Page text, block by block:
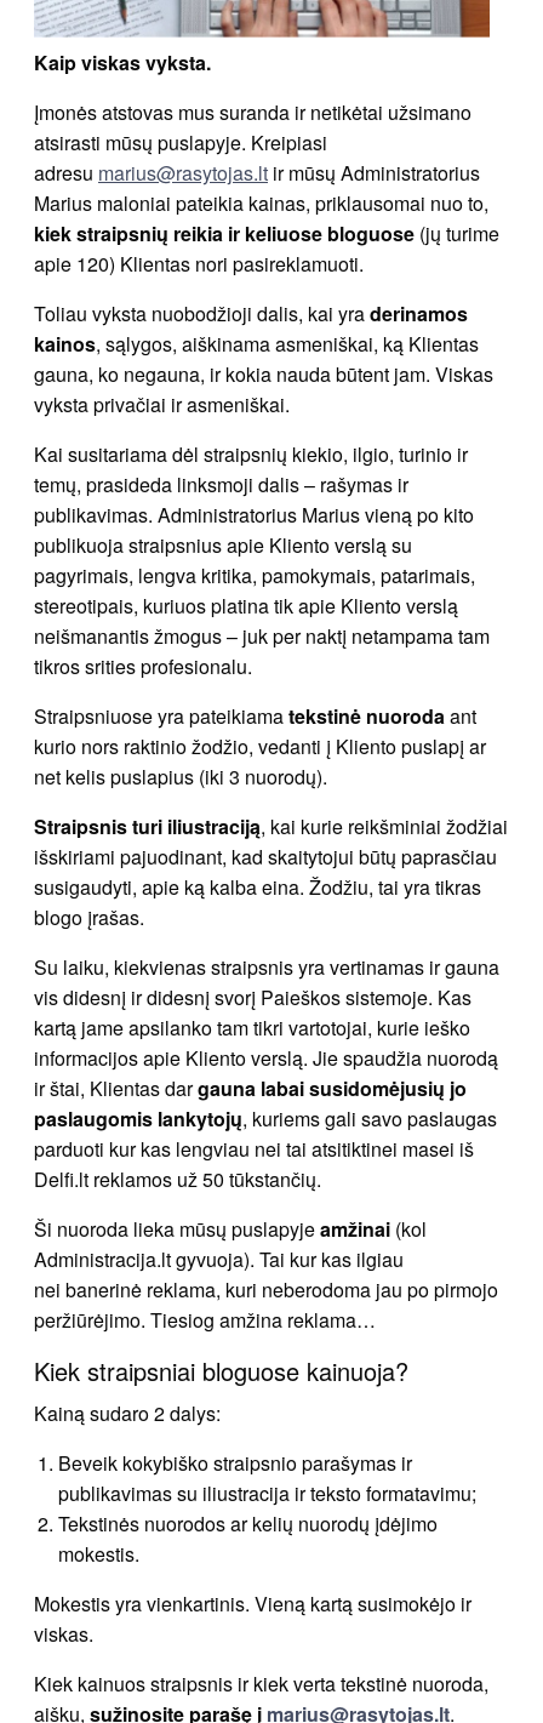
Kaip viskas vyksta.
Įmonės atstovas mus suranda ir netikėtai užsimano
atsirasti mūsų puslapyje. Kreipiasi
adresu marius@rasytojas.lt ir mūsų Administratorius
Marius maloniai pateikia kainas, priklausomai nuo to,
kiek straipsnių reikia ir keliuose bloguose (jų turime
apie 120) Klientas nori pasireklamuoti.
Toliau vyksta nuobodžioji dalis, kai yraderinamos
kainos, sąlygos, aiškinama asmeniškai, ką Klientas
gauna, ko negauna, ir kokia nauda būtent jam. Viskas
vyksta privačiai ir asmeniškai.
Kai susitariama dėl straipsnių kiekio, ilgio, turinio ir
temų, prasideda linksmoji dalis – rašymas ir
publikavimas. Administratorius Marius vieną po kito
publikuoja straipsnius apie Kliento verslą su
pagyrimais, lengva kritika, pamokymais, patarimais,
stereotipais, kuriuos platina tik apie Kliento verslą
neišmanantis žmogus – juk per naktį netampama tam
tikros srities profesionalu.
Straipsniuose yra pateikiamatekstinė nuorodaant
kurio nors raktinio žodžio, vedanti į Kliento puslapį ar
net kelis puslapius (iki 3 nuorodų).
Straipsnis turi iliustraciją, kai kurie reikšminiai žodžiai
išskiriami pajuodinant, kad skaitytojui būtų paprasčiau
susigaudyti, apie ką kalba eina. Žodžiu, tai yra tikras
blogo įrašas.
Su laiku, kiekvienas straipsnis yra vertinamas ir gauna
vis didesnį ir didesnį svorį Paieškos sistemoje. Kas
kartą jame apsilanko tam tikri vartotojai, kurie ieško
informacijos apie Kliento verslą. Jie spaudžia nuorodą
ir štai, Klientas dargauna labai susidomėjusių jo
paslaugomis lankytojų, kuriems gali savo paslaugas
parduoti kur kas lengviau nei tai atsitiktinei masei iš
Delfi.lt reklamos už 50 tūkstančių.
Ši nuoroda lieka mūsų puslapyjeamžinai (kol
Administracija.lt gyvuoja). Tai kur kas ilgiau
nei banerinė reklama, kuri neberodoma jau po pirmojo
peržiūrėjimo. Tiesiog amžina reklama…
Kiek straipsniai bloguose kainuoja?
Kainą sudaro 2 dalys:
Beveik kokybiško straipsnio parašymas ir
publikavimas su iliustracija ir teksto formatavimu;
Tekstinės nuorodos ar kelių nuorodų įdėjimo
mokestis.
Mokestis yra vienkartinis. Vieną kartą susimokėjo ir
viskas.
Kiek kainuos straipsnis ir kiek verta tekstinė nuoroda,
aišku, sužinosite parašę į marius@rasytojas.lt.